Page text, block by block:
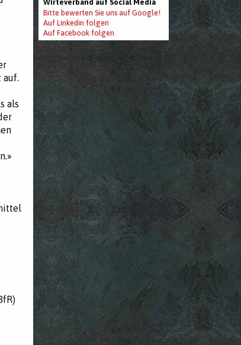
auf.
als
Wirteverband auf Social Media
Bitte bewerten Sie uns auf Google!
Auf Linkedin folgen
Auf Facebook folgen